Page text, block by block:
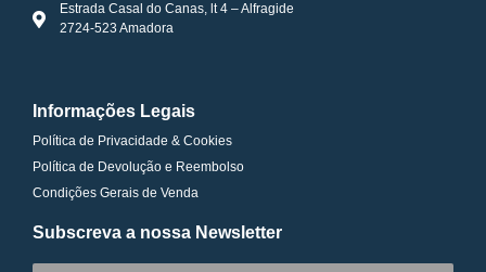
Estrada Casal do Canas, lt 4 – Alfragide
2724-523 Amadora
Informações Legais
Política de Privacidade & Cookies
Política de Devolução e Reembolso
Condições Gerais de Venda
Subscreva a nossa Newsletter